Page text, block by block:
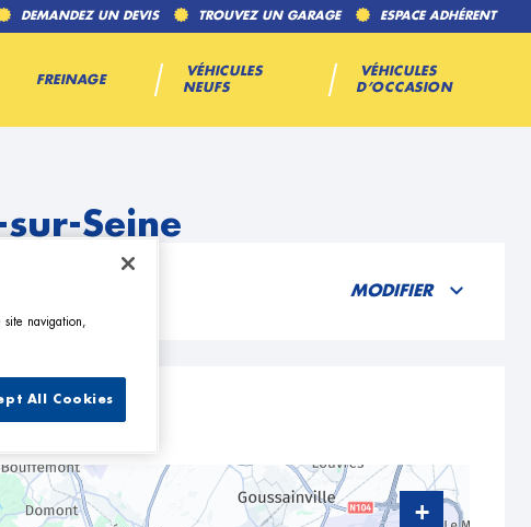
DEMANDEZ UN DEVIS TROUVEZ UN GARAGE ESPACE ADHÉRENT
FREINAGE
VÉHICULES
NEUFS
VÉHICULES
D’OCCASION
Seine
MODIFIER
+
navigation,
All Cookies